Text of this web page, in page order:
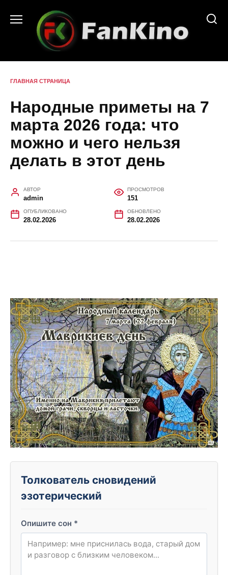
содержанию
ГЛАВНАЯ СТРАНИЦА
Народные приметы на 7
марта 2026 года: что
можно и чего нельзя
делать в этот день
АВТОР
admin
ПРОСМОТРОВ
151
ОПУБЛИКОВАНО
28.02.2026
ОБНОВЛЕНО
28.02.2026
Толкователь сновидений
эзотерический
Опишите сон *